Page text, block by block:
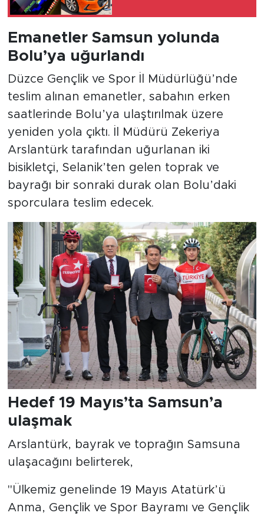
Emanetler Samsun yolunda
Bolu’ya uğurlandı
Düzce Gençlik ve Spor İl Müdürlüğü’nde
teslim alınan emanetler, sabahın erken
saatlerinde Bolu’ya ulaştırılmak üzere
yeniden yola çıktı. İl Müdürü Zekeriya
Arslantürk tarafından uğurlanan iki
bisikletçi, Selanik’ten gelen toprak ve
bayrağı bir sonraki durak olan Bolu’daki
sporculara teslim edecek.
Hedef 19 Mayıs’ta Samsun’a
ulaşmak
Arslantürk, bayrak ve toprağın Samsuna
ulaşacağını belirterek,
"Ülkemiz genelinde 19 Mayıs Atatürk’ü
Anma, Gençlik ve Spor Bayramı ve Gençlik